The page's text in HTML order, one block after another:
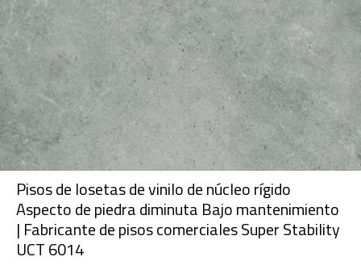
Pisos de losetas de vinilo de núcleo rígido
Aspecto de piedra diminuta Bajo mantenimiento
| Fabricante de pisos comerciales Super Stability
UCT 6014